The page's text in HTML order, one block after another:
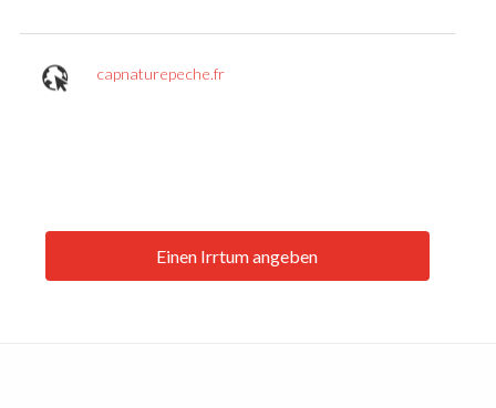
capnaturepeche.fr
Einen Irrtum angeben